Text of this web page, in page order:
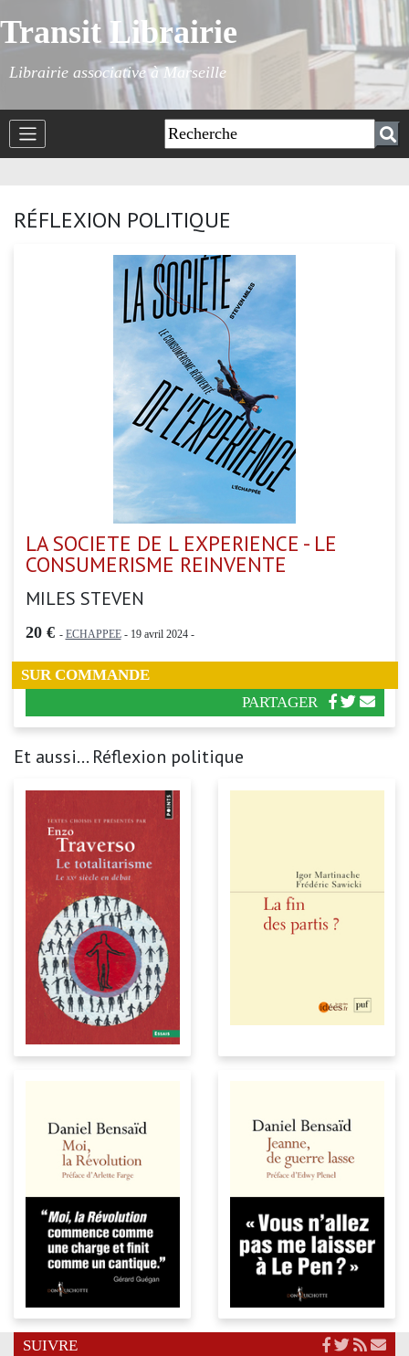
Transit Librairie
Librairie associative à Marseille
RÉFLEXION POLITIQUE
LA SOCIETE DE L EXPERIENCE - LE
CONSUMERISME REINVENTE
MILES STEVEN
20 € - ECHAPPEE- 19 avril 2024 -
SUR COMMANDE
PARTAGER
Et aussi... Réflexion politique
SUIVRE